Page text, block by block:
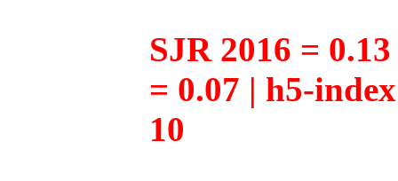
SJR 2016 =
= 0.07 | h5-
10